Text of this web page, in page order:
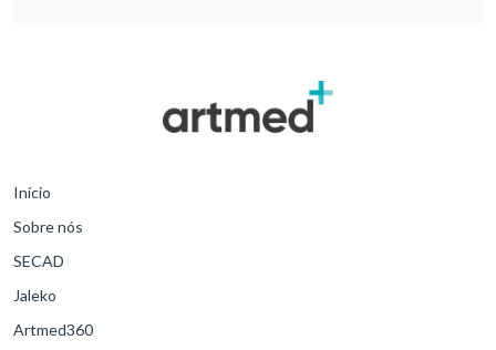
Início
Sobre nós
SECAD
Jaleko
Artmed360